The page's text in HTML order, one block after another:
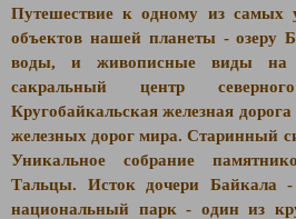
Путешествие к одному из самых
объектов нашей планеты - озеру
воды, и живописные виды на
сакральный центр
Кругобайкальская железная
железных дорог мира. Старинный
Уникальное собрание
Тальцы. Исток дочери Байкала
национальный парк - один из